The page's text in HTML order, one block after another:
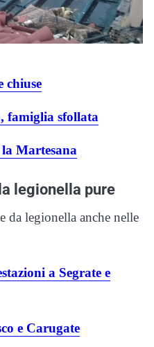
chiuse
famiglia sfollata
Martesana
legionella pure
da legionella anche nelle
a Segrate e
e Carugate